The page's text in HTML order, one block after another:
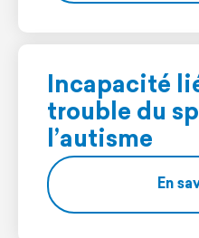
Incapacité
trouble du
l’autisme
En